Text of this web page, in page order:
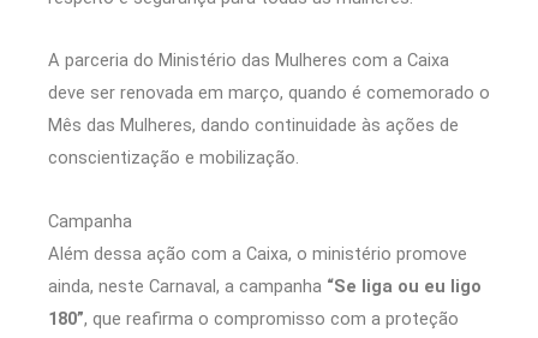
A parceria do Ministério das Mulheres com a Caixa
deve ser renovada em março, quando é comemorado o
Mês das Mulheres, dando continuidade às ações de
conscientização e mobilização.
Campanha
Além dessa ação com a Caixa, o ministério promove
ainda, neste Carnaval, a campanha “Se liga ou eu ligo
180”, que reafirma o compromisso com a proteção